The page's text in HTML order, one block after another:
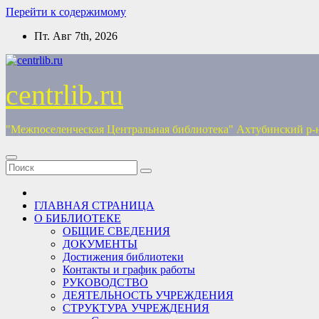
Перейти к содержимому
Пт. Авг 7th, 2026
centrlib.ru
"Межпоселенческая Центральная библиотека" Ахтубинский р-
ГЛАВНАЯ СТРАНИЦА
О БИБЛИОТЕКЕ
ОБЩИЕ СВЕДЕНИЯ
ДОКУМЕНТЫ
Достижения библиотеки
Контакты и график работы
РУКОВОДСТВО
ДЕЯТЕЛЬНОСТЬ УЧРЕЖДЕНИЯ
СТРУКТУРА УЧРЕЖДЕНИЯ